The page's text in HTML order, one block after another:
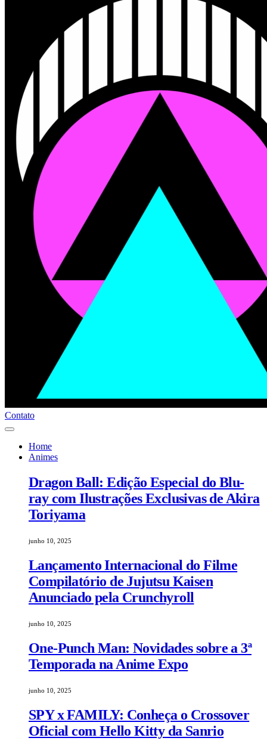
Contato
Home
Animes
Dragon Ball: Edição Especial do Blu-
ray com Ilustrações Exclusivas de Akira
Toriyama
junho 10, 2025
Lançamento Internacional do Filme
Compilatório de Jujutsu Kaisen
Anunciado pela Crunchyroll
junho 10, 2025
One-Punch Man: Novidades sobre a 3ª
Temporada na Anime Expo
junho 10, 2025
SPY x FAMILY: Conheça o Crossover
Oficial com Hello Kitty da Sanrio